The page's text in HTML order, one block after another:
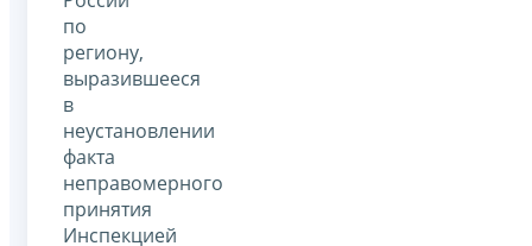
по
региону,
выразившееся
в
неустановлении
факта
неправомерного
принятия
Инспекцией